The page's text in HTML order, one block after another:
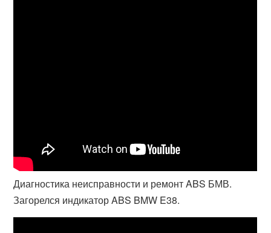
Диагностика неисправности и ремонт ABS БМВ.
Загорелся индикатор ABS BMW E38.